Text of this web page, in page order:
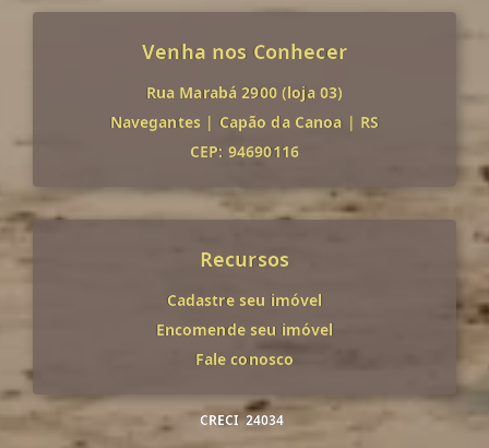
Venha nos Conhecer
Rua Marabá 2900 (loja 03)
Navegantes | Capão da Canoa | RS
CEP: 94690116
Recursos
Cadastre seu imóvel
Encomende seu imóvel
Fale conosco
CRECI 24034